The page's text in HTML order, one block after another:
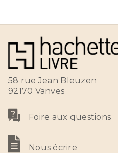
58 rue Jean Bleuzen
92170 Vanves
Foire aux questions
Nous écrire